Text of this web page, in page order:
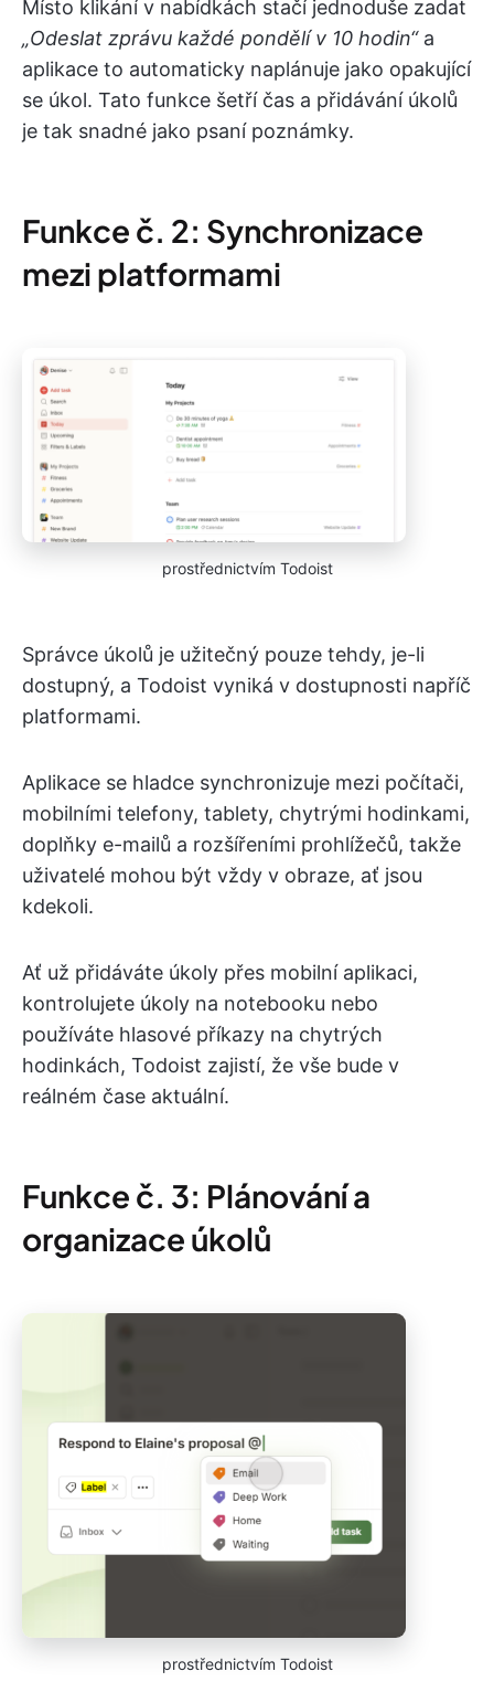
Místo klikání v nabídkách stačí jednoduše zadat
„Odeslat zprávu každé pondělí v 10 hodin“a
aplikace to automaticky naplánuje jako opakující
se úkol. Tato funkce šetří čas a přidávání úkolů
je tak snadné jako psaní poznámky.
Funkce č. 2: Synchronizace
mezi platformami
prostřednictvím Todoist
Správce úkolů je užitečný pouze tehdy, je-li
dostupný, a Todoist vyniká v dostupnosti napříč
platformami.
Aplikace se hladce synchronizuje mezi počítači,
mobilními telefony, tablety, chytrými hodinkami,
doplňky e-mailů a rozšířeními prohlížečů, takže
uživatelé mohou být vždy v obraze, ať jsou
kdekoli.
Ať už přidáváte úkoly přes mobilní aplikaci,
kontrolujete úkoly na notebooku nebo
používáte hlasové příkazy na chytrých
hodinkách, Todoist zajistí, že vše bude v
reálném čase aktuální.
Funkce č. 3: Plánování a
organizace úkolů
prostřednictvím Todoist